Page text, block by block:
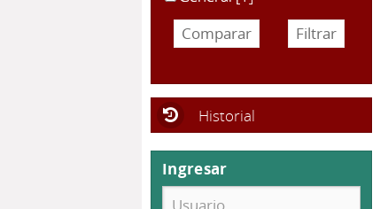
Historial
Ingresar